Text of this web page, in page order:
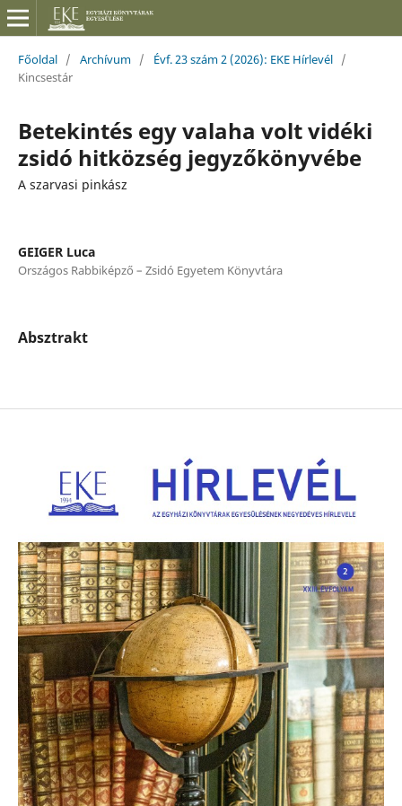
Főoldal / Archívum / Évf. 23 szám 2 (2026): EKE Hírlevél /
Kincsestár
Betekintés egy valaha volt vidéki
zsidó hitközség jegyzőkönyvébe
A szarvasi pinkász
GEIGER Luca
Országos Rabbiképző – Zsidó Egyetem Könyvtára
Absztrakt